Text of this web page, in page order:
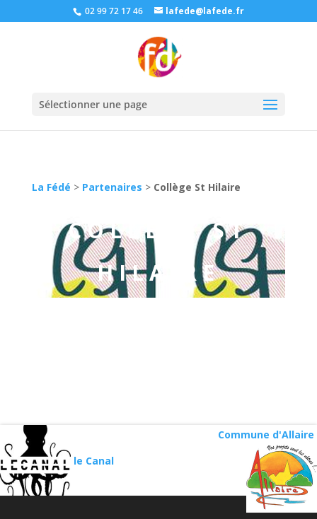
02 99 72 17 46 lafede@lafede.fr
Sélectionner une page
La Fédé > Partenaires > Collège St Hilaire
COLLÈGE ST
HILAIRE
le Canal
Commune d'Allaire